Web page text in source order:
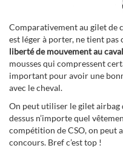
Comparativement au gilet de
est léger à porter, ne tient pas
liberté de mouvement au
mousses qui compressent
important pour avoir une
avec le cheval.
On peut utiliser le gilet airbag
dessus n’importe quel
compétition de CSO, on peut
concours. Bref c’est top !